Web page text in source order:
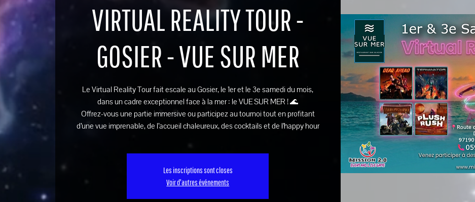
VIRTUAL REALITY TOUR -
GOSIER - VUE SUR MER
Le Virtual Reality Tour fait escale au Gosier, le 1er et le 3e samedi du mois,
dans un cadre exceptionnel face à la mer : le VUE SUR MER ! 🌊
Offrez-vous une partie immersive ou participez au tournoi tout en profitant
d’une vue imprenable, de l’accueil chaleureux, des cocktails et de l’happy hour
Les inscriptions sont closes
Voir d'autres événements